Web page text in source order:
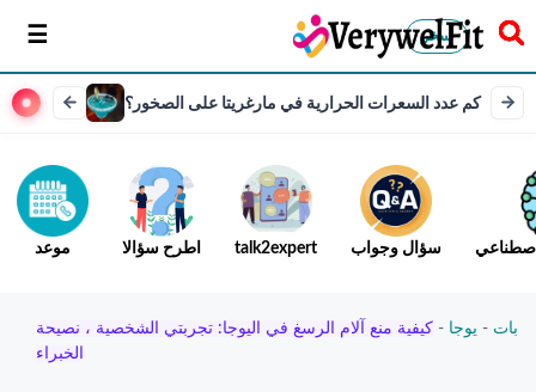
سخر
كم عدد السعرات الحرارية في مارغريتا على الصخور؟
موعد اطرح سؤالا talk2expert سؤال وجواب
بات - يوجا - كيفية منع آلام الرسغ في اليوجا: تجربتي الشخصية ، نصيحة
الخبراء